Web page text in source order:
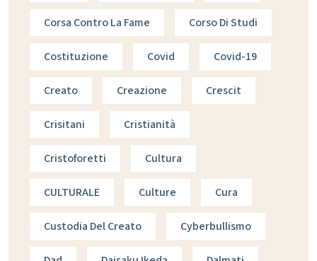
Corsa Contro La Fame Corso Di Studi
Costituzione Covid Covid-19
Creato Creazione Crescit
Crisitani Cristianità
Cristoforetti Cultura
CULTURALE Culture Cura
Custodia Del Creato Cyberbullismo